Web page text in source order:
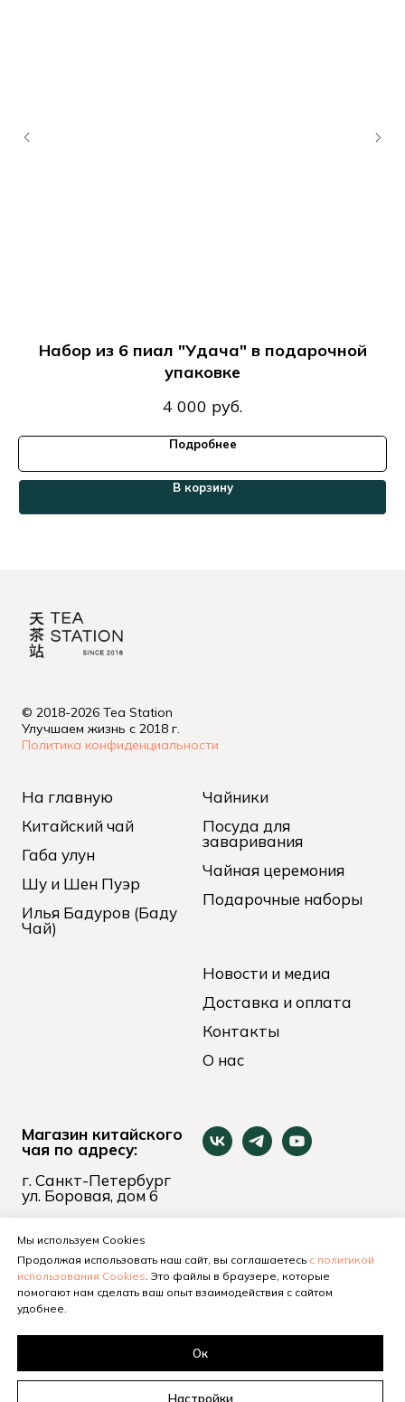
Набор из 6 пиал "Удача" в подарочной
упаковке
4 000 руб.
Подробнее
В корзину
© 2018-2026 Tea Station
Улучшаем жизнь с 2018 г.
Политика конфиденциальности
На главную
Китайский чай
Габа улун
Шу и Шен Пуэр
Илья Бадуров (Баду
Чай)
Чайники
Посуда для
заваривания
Чайная церемония
Подарочные наборы
Новости и медиа
Доставка и оплата
Контакты
О нас
Магазин китайского
чая по адресу:
г. Санкт-Петербург
ул. Боровая, дом 6
+7 (921) 653-74-24
Мы используем Cookies
Продолжая использовать наш сайт, вы соглашаетесь с политикой
использования Cookies. Это файлы в браузере, которые
помогают нам сделать ваш опыт взаимодействия с сайтом
удобнее.
Ок
Настройки